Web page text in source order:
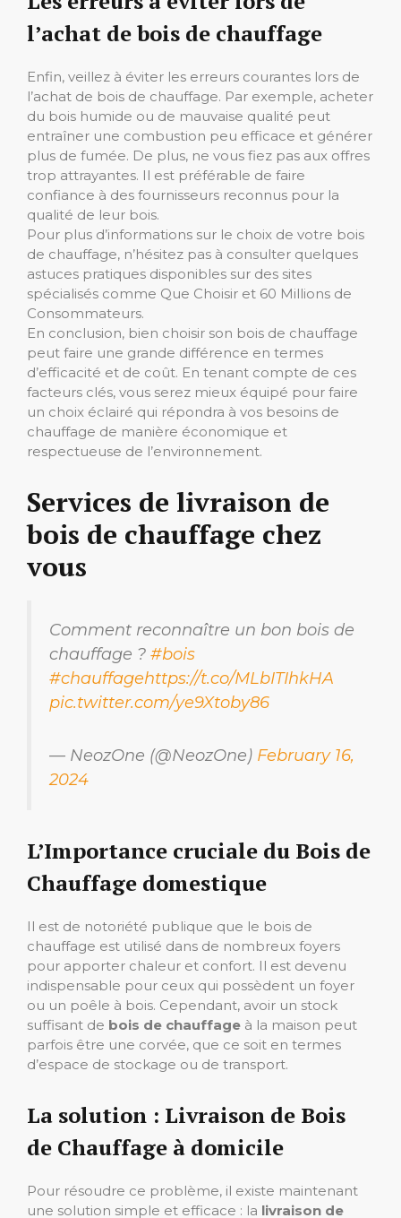
l’achat de bois de chauffage
Enfin, veillez à éviter les erreurs courantes lors de
l’achat de bois de chauffage. Par exemple, acheter
du bois humide ou de mauvaise qualité peut
entraîner une combustion peu efficace et générer
plus de fumée. De plus, ne vous fiez pas aux offres
trop attrayantes. Il est préférable de faire
confiance à des fournisseurs reconnus pour la
qualité de leur bois.
Pour plus d’informations sur le choix de votre bois
de chauffage, n’hésitez pas à consulter quelques
astuces pratiques disponibles sur des sites
spécialisés comme Que Choisir et 60 Millions de
Consommateurs.
En conclusion, bien choisir son bois de chauffage
peut faire une grande différence en termes
d’efficacité et de coût. En tenant compte de ces
facteurs clés, vous serez mieux équipé pour faire
un choix éclairé qui répondra à vos besoins de
chauffage de manière économique et
respectueuse de l’environnement.
Services de livraison de
bois de chauffage chez
vous
Comment reconnaître un bon bois de
chauffage ? #bois
#chauffagehttps://t.co/MLbITIhkHA
pic.twitter.com/ye9Xtoby86
— NeozOne (@NeozOne) February 16,
2024
L’Importance cruciale du Bois de
Chauffage domestique
Il est de notoriété publique que le bois de
chauffage est utilisé dans de nombreux foyers
pour apporter chaleur et confort. Il est devenu
indispensable pour ceux qui possèdent un foyer
ou un poêle à bois. Cependant, avoir un stock
suffisant de bois de chauffage à la maison peut
parfois être une corvée, que ce soit en termes
d’espace de stockage ou de transport.
La solution : Livraison de Bois
de Chauffage à domicile
Pour résoudre ce problème, il existe maintenant
une solution simple et efficace : la livraison de